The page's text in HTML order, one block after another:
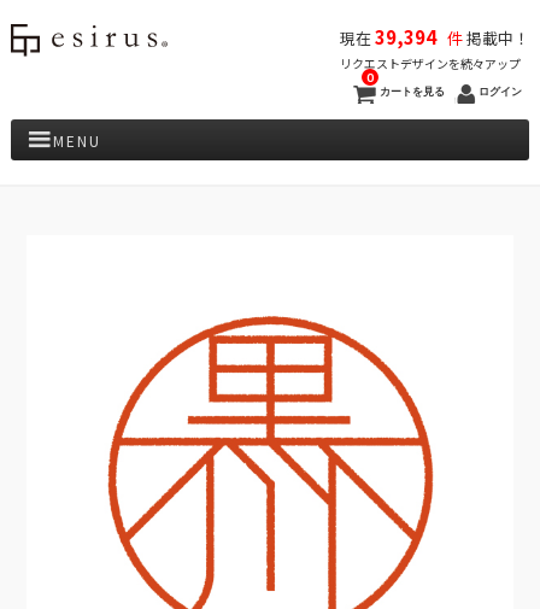
現在39,394 件掲載中！
リクエストデザインを続々アップ
カートを見る
0
ログイン
MENU